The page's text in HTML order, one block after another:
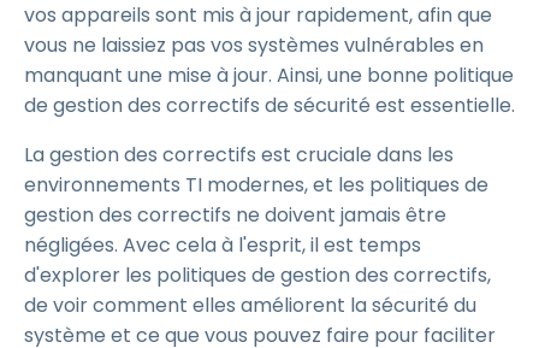
vos appareils sont mis à jour rapidement, afin que
vous ne laissiez pas vos systèmes vulnérables en
manquant une mise à jour. Ainsi, une bonne politique
de gestion des correctifs de sécurité est essentielle.
La gestion des correctifs est cruciale dans les
environnements TI modernes, et les politiques de
gestion des correctifs ne doivent jamais être
négligées. Avec cela à l'esprit, il est temps
d'explorer les politiques de gestion des correctifs,
de voir comment elles améliorent la sécurité du
système et ce que vous pouvez faire pour faciliter